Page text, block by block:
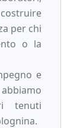
per chi
o la
e
tenuti